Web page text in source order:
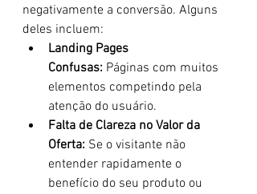
negativamente a conversão. Alguns
deles incluem:
Landing Pages
Confusas: Páginas com muitos
elementos competindo pela
atenção do usuário.
Falta de Clareza no Valor da
Oferta: Se o visitante não
entender rapidamente o
benefício do seu produto ou